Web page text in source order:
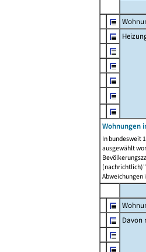
Wohnungen
In bundesweit
ausgewählt
Abweichungen
Davon